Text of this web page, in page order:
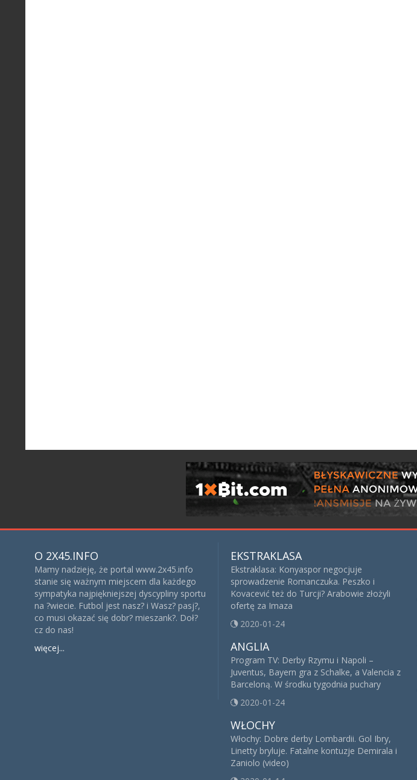
O 2X45.INFO
Mamy nadzieję, że portal www.2x45.info
stanie się ważnym miejscem dla każdego
sympatyka najpiękniejszej dyscypliny sportu
na ?wiecie. Futbol jest nasz? i Wasz? pasj?,
co musi okazać się dobr? mieszank?. Doł?
cz do nas!
więcej...
EKSTRAKLASA
Ekstraklasa: Konyaspor negocjuje
sprowadzenie Romanczuka. Peszko i
Kovacević też do Turcji? Arabowie złożyli
ofertę za Imaza
2020-01-24
ANGLIA
Program TV: Derby Rzymu i Napoli –
Juventus, Bayern gra z Schalke, a Valencia z
Barceloną. W środku tygodnia puchary
2020-01-24
WŁOCHY
Włochy: Dobre derby Lombardii. Gol Ibry,
Linetty bryluje. Fatalne kontuzje Demirala i
Zaniolo (video)